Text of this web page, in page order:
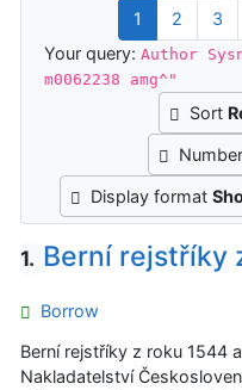
1
2 3
Your query:Author
m0062238 amg^"
Sort
Display format
1. Berní rejstříky
Borrow
Berní rejstříky z roku 1544
Nakladatelství